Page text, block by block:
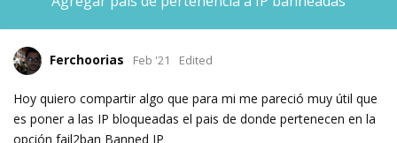
Ferchoorias Feb '21 Edited
Hoy quiero compartir algo que para mi me pareció muy útil que
es poner a las IP bloqueadas el pais de donde pertenecen en la
opción fail2ban Banned IP